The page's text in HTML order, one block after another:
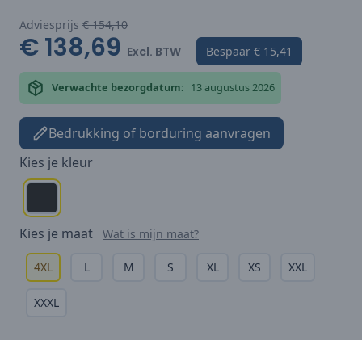
Adviesprijs € 154,10
€ 138,69 Excl. BTW Bespaar € 15,41
Verwachte bezorgdatum: 13 augustus 2026
Bedrukking of borduring aanvragen
Kies je kleur
Kies je maat Wat is mijn maat?
4XL L M S XL XS XXL
XXXL